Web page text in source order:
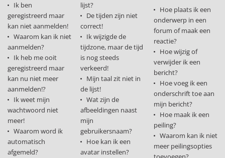
Ik ben
geregistreerd maar
kan niet aanmelden!
Waarom kan ik niet
aanmelden?
Ik heb me ooit
geregistreerd maar
kan nu niet meer
aanmelden!?
Ik weet mijn
wachtwoord niet
meer!
Waarom word ik
automatisch
afgemeld?
lijst?
De tijden zijn niet
correct!
Ik wijzigde de
tijdzone, maar de tijd
is nog steeds
verkeerd!
Mijn taal zit niet in
de lijst!
Wat zijn de
afbeeldingen naast
mijn
gebruikersnaam?
Hoe kan ik een
avatar instellen?
Hoe plaats ik een
onderwerp in een
forum of maak een
reactie?
Hoe wijzig of
verwijder ik een
bericht?
Hoe voeg ik een
onderschrift toe aan
mijn bericht?
Hoe maak ik een
peiling?
Waarom kan ik niet
meer peilingsopties